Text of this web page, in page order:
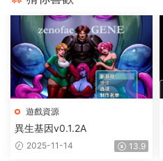
遊戲資源
異生基因v0.1.2A
2025-11-14 13.9